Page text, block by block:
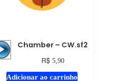
Tocador
áudio
Chamber – CW.sf2
R$ 5,90
Adicionar ao carrinho